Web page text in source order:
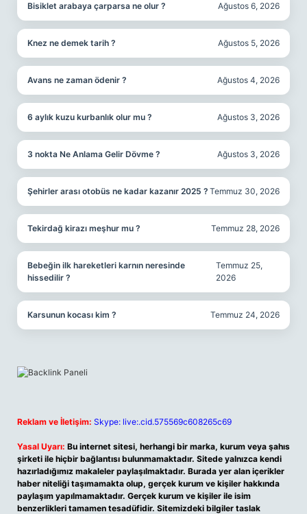
Bisiklet arabaya çarparsa ne olur ? Ağustos 6, 2026
Knez ne demek tarih ? Ağustos 5, 2026
Avans ne zaman ödenir ? Ağustos 4, 2026
6 aylık kuzu kurbanlık olur mu ? Ağustos 3, 2026
3 nokta Ne Anlama Gelir Dövme ? Ağustos 3, 2026
Şehirler arası otobüs ne kadar kazanır 2025 ? Temmuz 30, 2026
Tekirdağ kirazı meşhur mu ? Temmuz 28, 2026
Bebeğin ilk hareketleri karnın neresinde
hissedilir ?
Temmuz 25,
2026
Karsunun kocası kim ? Temmuz 24, 2026
Reklam ve İletişim: Skype: live:.cid.575569c608265c69
Yasal Uyarı: Bu internet sitesi, herhangi bir marka, kurum veya şahıs
şirketi ile hiçbir bağlantısı bulunmamaktadır. Sitede yalnızca kendi
hazırladığımız makaleler paylaşılmaktadır. Burada yer alan içerikler
haber niteliği taşımamakta olup, gerçek kurum ve kişiler hakkında
paylaşım yapılmamaktadır. Gerçek kurum ve kişiler ile isim
benzerlikleri tamamen tesadüfidir. Sitemizdeki bilgiler taslak